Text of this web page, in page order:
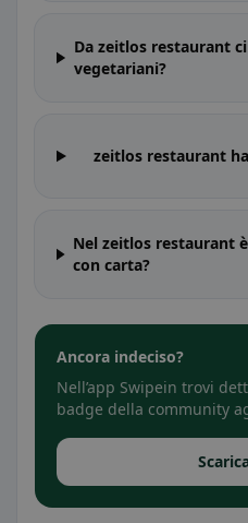
Da zeitlos restaurant
vegetariani?
zeitlos restaurant
Nel zeitlos restaurant
con carta?
Ancora indeciso?
Nell’app Swipein trovi
badge della community